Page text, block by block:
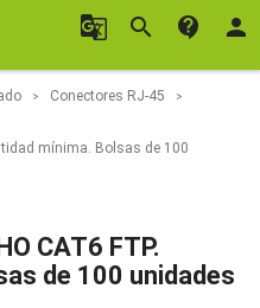
g_translate search contact_support person
Conectores RJ-45
mínima. Bolsas de 100
CAT6 FTP.
de 100 unidades